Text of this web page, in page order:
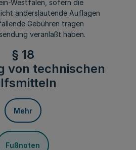
Westfalen, sofern die
anderslautende Auflagen
Gebühren tragen
veranlaßt haben.
§ 18
von technischen
Mehr
Fußnoten